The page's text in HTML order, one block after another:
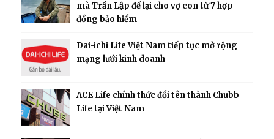
mà Trần Lập để lại cho vợ con từ 7 hợp
đồng bảo hiểm
Dai-ichi Life Việt Nam tiếp tục mở rộng
mạng lưới kinh doanh
ACE Life chính thức đổi tên thành Chubb
Life tại Việt Nam